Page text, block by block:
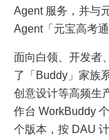
Agent 服务，并与
Agent「元宝高考通
面向白领、开发者
了「Buddy」家族
创意设计等高频生
作台 WorkBuddy
个版本，按 DAU